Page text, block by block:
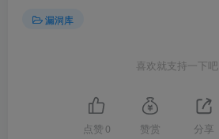
漏洞库
喜欢就支持一下吧
点赞 0 赞赏 分享